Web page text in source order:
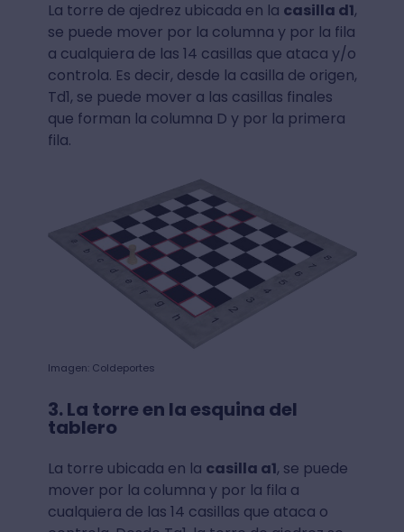
La torre de ajedrez ubicada en la casilla d1,
se puede mover por la columna y por la fila
a cualquiera de las 14 casillas que ataca y/o
controla. Es decir, desde la casilla de origen,
Td1, se puede mover a las casillas finales
que forman la columna D y por la primera
fila.
Imagen: Coldeportes
3. La torre en la esquina del
tablero
La torre ubicada en la casilla a1, se puede
mover por la columna y por la fila a
cualquiera de las 14 casillas que ataca o